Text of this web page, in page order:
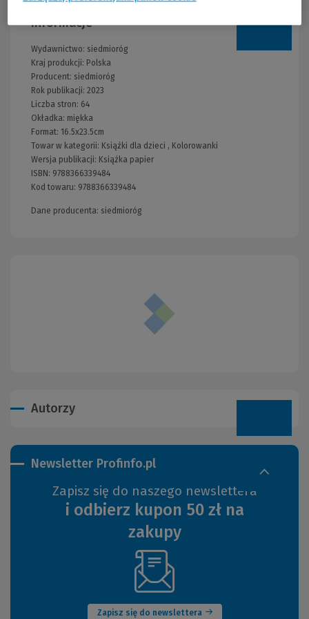
Informacje
Wydawnictwo: siedmioróg
Kraj produkcji: Polska
Producent: siedmioróg
Rok publikacji: 2023
Liczba stron: 64
Okładka: miękka
Format: 16.5x23.5cm
Towar w kategorii: Książki dla dzieci , Kolorowanki
Wersja publikacji: Książka papier
ISBN: 9788366339484
Kod towaru: 9788366339484
Dane producenta: siedmioróg
Autorzy
Newsletter Profinfo.pl
Zapisz się do naszego newslettera
i odbierz kupon 50 zł na
zakupy
Zapisz się do newslettera
(Nowe
okno)